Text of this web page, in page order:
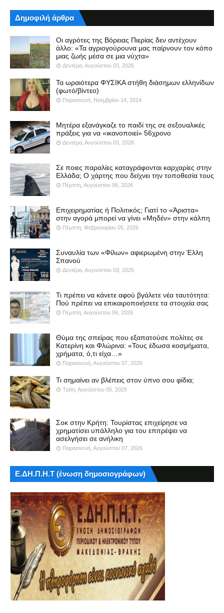
Δημοφιλή άρθρα
Οι αγρότες της Βόρειας Πιερίας δεν αντέχουν
άλλο: «Τα αγριογούρουνα μας παίρνουν τον κόπο
μιας ζωής μέσα σε μια νύχτα»
Δευτέρα, Αυγούστου 03, 2026
Τα ωραιότερα ΦΥΣΙΚΑ στήθη διάσημων ελληνίδων
(φωτό/βίντεο)
Παρασκευή, Νοεμβρίου 14, 2014
Μητέρα εξανάγκαζε το παιδί της σε σεξουαλικές
πράξεις για να «ικανοποιεί» 56χρονο
Δευτέρα, Αυγούστου 03, 2026
Σε ποιες παραλίες καταγράφονται καρχαρίες στην
Ελλάδα; Ο χάρτης που δείχνει την τοποθεσία τους
Πέμπτη, Αυγούστου 06, 2026
Επιχειρηματίας ή Πολιτικός; Γιατί το «Άριστα»
στην αγορά μπορεί να γίνει «Μηδέν» στην κάλπη
Πέμπτη, Φεβρουαρίου 05, 2026
Συναυλία των «Φίλων» αφιερωμένη στην Έλλη
Σπανού
Δευτέρα, Αυγούστου 03, 2026
Τι πρέπει να κάνετε αφού βγάλετε νέα ταυτότητα:
Πού πρέπει να επικαιροποιήσετε τα στοιχεία σας
Πέμπτη, Αυγούστου 06, 2026
Θύμα της σπείρας που εξαπατούσε πολίτες σε
Κατερίνη και Φλώρινα: «Τους έδωσα κοσμήματα,
χρήματα, ό,τι είχα…»
Παρασκευή, Αυγούστου 07, 2026
Τι σημαίνει αν βλέπεις στον ύπνο σου φίδια;
Τρίτη, Αυγούστου 05, 2025
Σοκ στην Κρήτη: Τουρίστας επιχείρησε να
χρηματίσει υπάλληλο για του επιτρέψει να
ασελγήσει σε ανήλικη
Παρασκευή, Αυγούστου 07, 2026
Ε.ΔΗ.Π.Η.Τ (ένωση δημοσιογράφων)